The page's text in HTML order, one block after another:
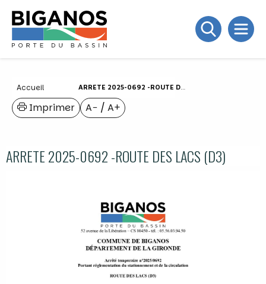
Accueil ARRETE 2025-0692 -ROUTE DES LACS (D3)
A− / A+
Imprimer
ARRETE 2025-0692 -ROUTE DES LACS (D3)